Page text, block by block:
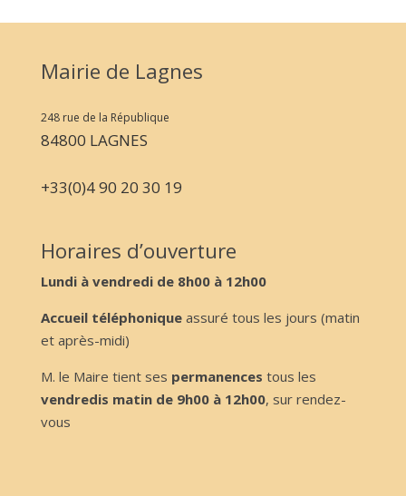
Mairie de Lagnes
248 rue de la République
84800 LAGNES
+33(0)4 90 20 30 19
Horaires d’ouverture
Lundi à vendredi de 8h00 à 12h00
Accueil téléphoniqueassuré tous les jours (matin
et après-midi)
M. le Maire tient ses permanences tous les
vendredis matin de 9h00 à 12h00, sur rendez-
vous